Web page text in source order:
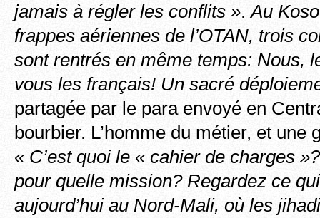
jamais à régler les conflits ».Au
frappes aériennes de l’OTAN, trois
sont rentrés en même temps: Nous,
vous les français! Un sacré
partagée par le para envoyé en
bourbier. L’homme du métier, et une
« C’est quoi le « cahier de charges
pour quelle mission? Regardez ce
aujourd’hui au Nord-Mali, où les